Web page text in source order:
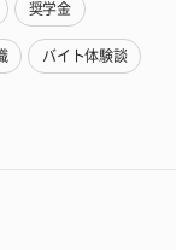
奨学金
バイト体験談